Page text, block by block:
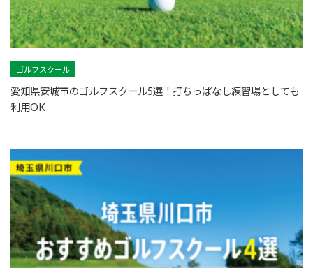
ゴルフスクール
愛知県安城市のゴルフスクール5選！打ちっぱなし練習場としても
利用OK